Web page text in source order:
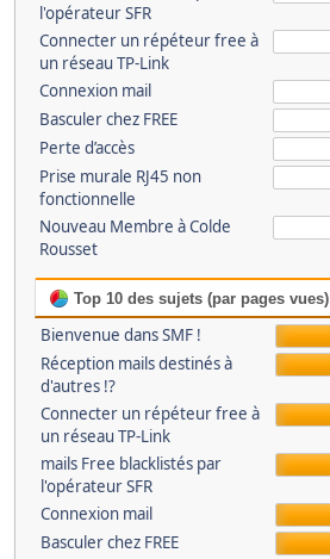
l'opérateur SFR
Connecter un répéteur free à
un réseau TP-Link
Connexion mail
Basculer chez FREE
Perte d’accès
Prise murale RJ45 non
fonctionnelle
Nouveau Membre à Colde
Rousset
Top 10 des sujets (par pages vues)
Bienvenue dans SMF !
Réception mails destinés à
d'autres !?
Connecter un répéteur free à
un réseau TP-Link
mails Free blacklistés par
l'opérateur SFR
Connexion mail
Basculer chez FREE